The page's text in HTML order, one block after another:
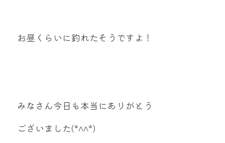
お昼くらいに釣れたそうですよ！
みなさん今日も本当にありがとう
ございました(*^^*)